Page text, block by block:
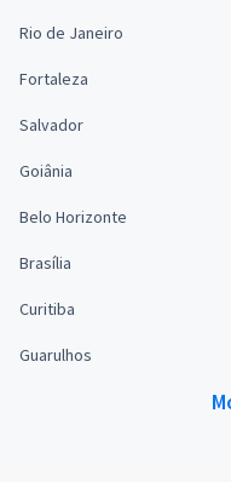
Rio de Janeiro
Fortaleza
Salvador
Goiânia
Belo Horizonte
Brasília
Curitiba
Guarulhos